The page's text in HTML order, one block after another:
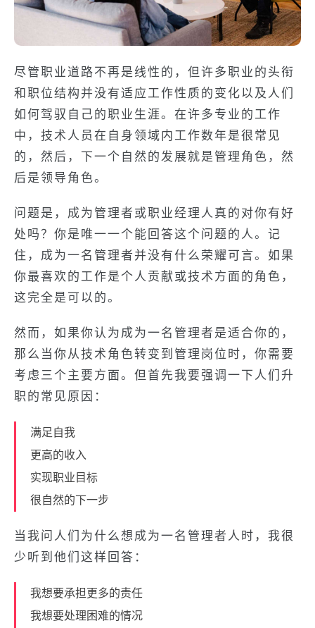
尽管职业道路不再是线性的，但许多职业的头衔
和职位结构并没有适应工作性质的变化以及人们
如何驾驭自己的职业生涯。在许多专业的工作
中，技术人员在自身领域内工作数年是很常见
的，然后，下一个自然的发展就是管理角色，然
后是领导角色。
问题是，成为管理者或职业经理人真的对你有好
处吗？你是唯一一个能回答这个问题的人。记
住，成为一名管理者并没有什么荣耀可言。如果
你最喜欢的工作是个人贡献或技术方面的角色，
这完全是可以的。
然而，如果你认为成为一名管理者是适合你的，
那么当你从技术角色转变到管理岗位时，你需要
考虑三个主要方面。但首先我要强调一下人们升
职的常见原因：
满足自我
更高的收入
实现职业目标
很自然的下一步
当我问人们为什么想成为一名管理者人时，我很
少听到他们这样回答：
我想要承担更多的责任
我想要处理困难的情况